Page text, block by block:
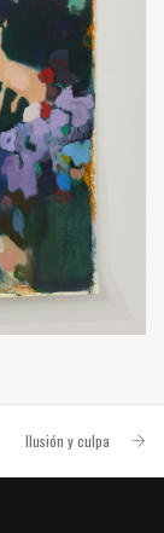
Ilusión y culpa